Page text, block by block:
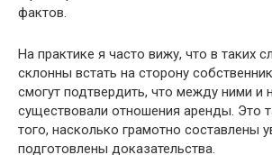
фактов.
На практике я часто вижу, что в таких
склонны встать на сторону
смогут подтвердить, что между ними и
существовали отношения аренды. Это
того, насколько грамотно составлены
подготовлены доказательства.